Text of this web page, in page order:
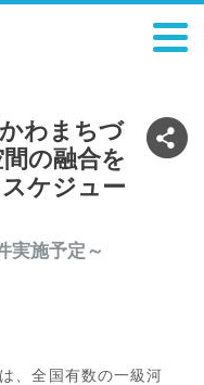
わまちづ
の融合を
ケジュー
実施予定～
全国有数の一級河